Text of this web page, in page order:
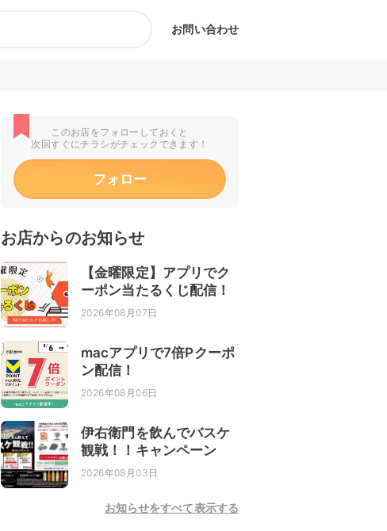
お問い合わせ
このお店をフォローしておくと
次回すぐにチラシがチェックできます！
フォロー
お店からのお知らせ
【金曜限定】アプリでク
ーポン当たるくじ配信！
2026年08月07日
macアプリで7倍Pクーポ
ン配信！
2026年08月06日
伊右衛門を飲んでバスケ
観戦！！キャンペーン
2026年08月03日
お知らせをすべて表示する